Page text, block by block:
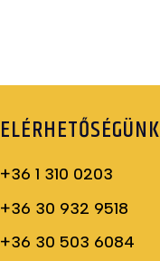
ELÉRHETŐSÉGÜNK
+36 1 310 0203
+36 30 932 9518
+36 30 503 6084